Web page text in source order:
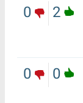
2
0
0
0